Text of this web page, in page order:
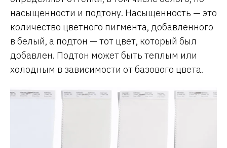
насыщенности и подтону. Насыщенность — это
количество цветного пигмента, добавленного
в белый, а подтон — тот цвет, который был
добавлен. Подтон может быть теплым или
холодным в зависимости от базового цвета.